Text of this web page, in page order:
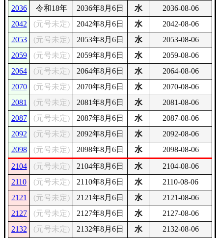
2036
令和18年 2036年8月6日 水
2036-08-06
2042
(元号未定) 2042年8月6日 水
2042-08-06
2053
(元号未定) 2053年8月6日 水
2053-08-06
2059
(元号未定) 2059年8月6日 水
2059-08-06
2064
(元号未定) 2064年8月6日 水
2064-08-06
2070
(元号未定) 2070年8月6日 水
2070-08-06
2081
(元号未定) 2081年8月6日 水
2081-08-06
2087
(元号未定) 2087年8月6日 水
2087-08-06
2092
(元号未定) 2092年8月6日 水
2092-08-06
2098
(元号未定) 2098年8月6日 水
2098-08-06
2104
(元号未定) 2104年8月6日 水
2104-08-06
2110
(元号未定) 2110年8月6日 水
2110-08-06
2121
(元号未定) 2121年8月6日 水
2121-08-06
2127
(元号未定) 2127年8月6日 水
2127-08-06
2132
(元号未定) 2132年8月6日 水
2132-08-06